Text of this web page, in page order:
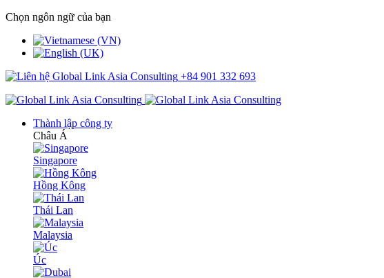
Chọn ngôn ngữ của bạn
+84 901 332 693
Thành lập công ty
Châu Á
Singapore
Hồng Kông
Thái Lan
Malaysia
Úc